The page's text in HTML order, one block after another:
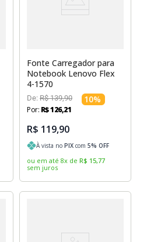
Fonte Carregador para
Notebook Lenovo Flex
4-1570
De: R$ 139,90 10%
Por: R$126,21
R$ 119,90
À vista no PIX com 5% OFF
ou em até 8x de R$ 15,77
sem juros